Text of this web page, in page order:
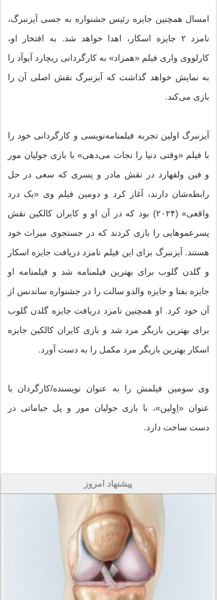
امسال همچنین جایزه رئیس جشنواره به جسی آیزنبرگ،
نامزد ۲ جایزه اسکار، اهدا خواهد شد. به افتخار او،
کارلووی واری فیلم «همزاد» به کارگردانی ریچارد آیوآد را
به نمایش خواهد گذاشت که آیزنبرگ نقش اصلی آن را
بازی می‌کند.
آیزنبرگ اولین تجربه فیلمنامه‌نویسی و کارگردانی خود را
با فیلم «وقتی دنیا را نجات می‌دهی» با بازی جولیان مور
و فین ولفهارد در نقش مادر و پسری که سعی در حل
رابطه‌شان دارند، آغاز کرد و دومین فیلم وی «یک درد
واقعی» (۲۰۲۴) بود که در آن او و کایران کالکین نقش
پسرعموهایی را بازی ‌کردند که در جستجوی میراث خود
هستند. آیزنبرگ برای این فیلم نامزد دریافت جایزه اسکار
و گلدن گلوب برای بهترین فیلمنامه شد و فیلمنامه او
جایزه بفتا و جایزه والدو سالت را در جشنواره ساندنس از
آن خود کرد. او همچنین نامزد دریافت جایزه گلدن گلوب
برای بهترین بازیگر مرد شد و بازی کایران کالکین جایزه
اسکار بهترین بازیگر مرد مکمل را به دست آورد.
وی سومین فیلمش را به عنوان نویسنده/کارگردان با
عنوان «اِوِلین»، با بازی جولیان مور و پل جیاماتی در
دست ساخت دارد.
پیشنهاد امروز